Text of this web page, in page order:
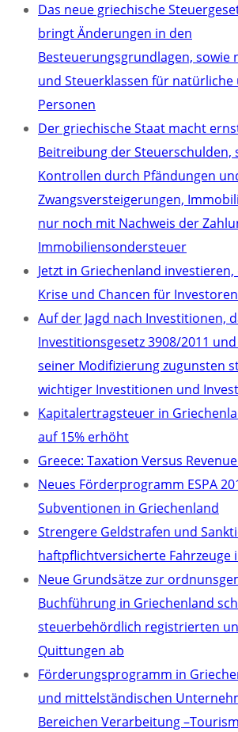
Das neue griechische
bringt Änderungen in den
Besteuerungsgrundlagen, sowie
und Steuerklassen für
Personen
Der griechische Staat macht
Beitreibung der Steuerschulden,
Kontrollen durch Pfändungen
Zwangsversteigerungen,
nur noch mit Nachweis der
Immobiliensondersteuer
Jetzt in Griechenland
Krise und Chancen für Investoren
Auf der Jagd nach Investitionen,
Investitionsgesetz 3908/2011
seiner Modifizierung zugunsten
wichtiger Investitionen und
Kapitalertragsteuer in
auf 15% erhöht
Greece: Taxation Versus
Neues Förderprogramm ESPA
Subventionen in Griechenland
Strengere Geldstrafen und
haftpflichtversicherte Fahrzeuge
Neue Grundsätze zur
Buchführung in Griechenland
steuerbehördlich registrierten
Quittungen ab
Förderungsprogramm in
und mittelständischen
Bereichen Verarbeitung